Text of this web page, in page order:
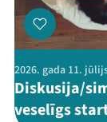
2026. gada 11.
Diskusija/
veselīgs